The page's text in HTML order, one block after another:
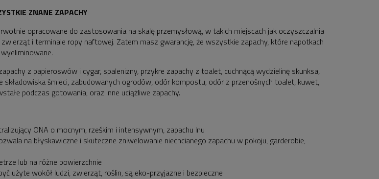
ZNANE ZAPACHY
opracowane do zastosowania na skalę przemysłową, w takich miejscach jak oczyszczalnia
zwierząt i terminale ropy naftowej. Zatem masz gwarancję, że wszystkie zapachy, które napotkach
z papieroswów i cygar, spalenizny, przykre zapachy z toalet, cuchnącą wydzielinę skunksa,
składowiska śmieci, zabudowanych ogrodów, odór kompostu, odór z przenośnych toalet, kuwet,
podczas gotowania, oraz inne uciążliwe zapachy.
ONA o mocnym, rześkim i intensywnym, zapachu lnu
na błyskawiczne i skuteczne zniwelowanie niechcianego zapachu w pokoju, garderobie,
lub na różne powierzchnie
użyte wokół ludzi, zwierząt, roślin, są eko-przyjazne i bezpieczne